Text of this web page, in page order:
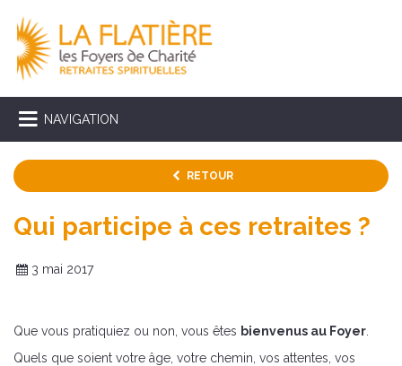
NAVIGATION
RETOUR
Qui participe à ces retraites ?
3 mai 2017
Que vous pratiquiez ou non, vous êtes bienvenus au Foyer
Quels que soient votre âge, votre chemin, vos attentes, vos